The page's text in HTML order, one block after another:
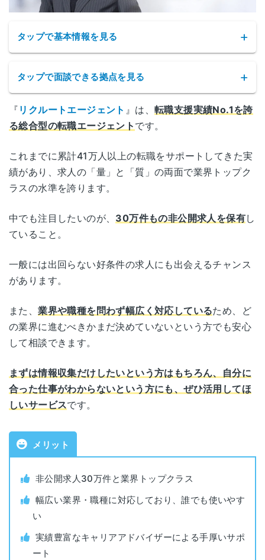
当サイトに寄せられた口コミの他、LINE@やTwitterで
コミが集まっています。
タップで基本情報を見る
公式サイト https://www.r-agent.com/
運営会社
ナーズ
職業紹介事業
許可番号
13-ユ-317880
対象年代 年齢制限なし
対象者
利用料金 無料
公開求人数
非公開求人数
面接指導 あり
面談可能時間
(10:00~17:00)
タップで面談できる拠点を見る
リクルートエージェントの拠点
(丸の内)
東京都千代田区丸の内1-9-2
グラントウキョウサウスタワー
神奈川県横浜市西区高島2-19-12
大宮下町1丁目ビル 6階
宮みらいスクエア 2F
北海道
北海道札幌市中央区北四条西5-1
仙台
宮城県仙台市青葉区一番町1-9-1
石川県金沢市本町1-5-2
新潟
新潟県新潟市中央区東大通1-3-10
長野
新正和ビル 5F
『 リクルートエージェント 』は、転職支援実績No.1を誇
る総合型の転職エージェント です。
これまでに累計41万人以上の転職をサポートしてきた実
績があり、求人の「量」と「質」の両面で業界トップク
ラスの水準を誇ります。
中でも注目したいのが、 30万件もの非公開求人を保有し
ていること。
一般には出回らない好条件の求人にも出会えるチャンス
があります。
また、業界や職種を問わず幅広く対応しているため、ど
の業界に進むべきかまだ決めていないという方でも安心
して相談できます。
まずは情報収集だけしたいという方はもちろん、自分に
合った仕事がわからないという方にも、ぜひ活用してほ
しいサービスです。
メリット
非公開求人30万件と業界トップクラス
幅広い業界・職種に対応しており、誰でも使いやす
い
実績豊富なキャリアアドバイザーによる手厚いサポ
ート